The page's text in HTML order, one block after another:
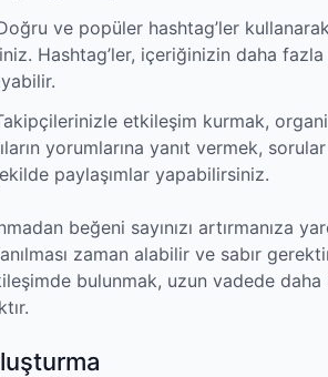
ve popüler hashtag’ler
Hashtag’ler, içeriğinizin daha
etkileşim kurmak,
yorumlarına yanıt vermek,
paylaşımlar yapabilirsiniz.
beğeni sayınızı artırmanıza
zaman alabilir ve sabır
bulunmak, uzun vadede